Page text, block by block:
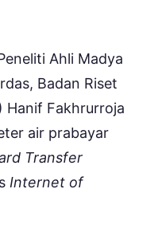
Ahli Madya
Badan Riset
Hanif Fakhrurroja
air prabayar
Transfer
Internet of